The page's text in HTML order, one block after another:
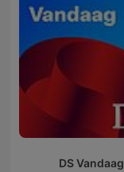
DS Vandaag